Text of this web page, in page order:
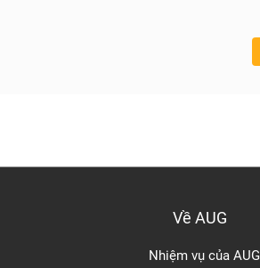
Về AUG
Nhiệm vụ của AUG